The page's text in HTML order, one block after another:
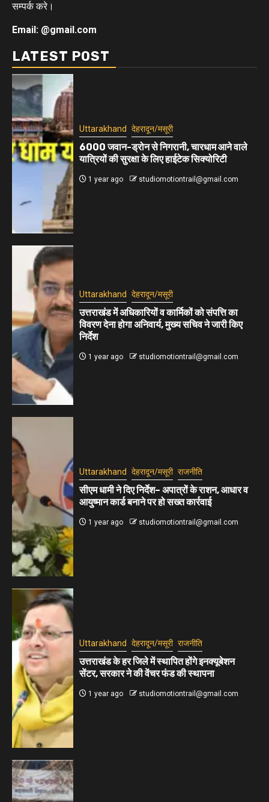
सम्पर्क करे।
Email: @gmail.com
LATEST POST
Uttarakhand देहरादून/मसूरी
6000 जवान-ड्रोन से निगरानी, चारधाम आने वाले
यात्रियों की सुरक्षा के लिए हाईटेक सिक्योरिटी
1 year ago studiomotiontrail@gmail.com
Uttarakhand देहरादून/मसूरी
उत्तराखंड में अधिकारियों व कार्मिकों को संपत्ति का
विवरण देना होगा अनिवार्य, मुख्य सचिव ने जारी किए
निर्देश
1 year ago studiomotiontrail@gmail.com
Uttarakhand देहरादून/मसूरी राजनीति
सीएम धामी ने दिए निर्देश– अपात्रों के राशन, आधार व
आयुष्मान कार्ड बनाने पर हो सख्त कार्रवाई
1 year ago studiomotiontrail@gmail.com
Uttarakhand देहरादून/मसूरी राजनीति
उत्तराखंड के हर जिले में स्थापित होंगे इनक्यूबेशन
सेंटर, सरकार ने की वेंचर फंड की स्थापना
1 year ago studiomotiontrail@gmail.com